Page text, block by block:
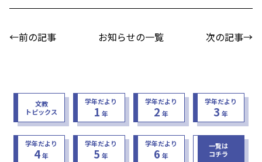
←前の記事 お知らせの一覧 次の記事→
文教
トピックス
学年だより
1 年
学年だより
2 年
学年だより
3 年
学年だより
4年
学年だより
5 年
学年だより
6 年
一覧は
コチラ